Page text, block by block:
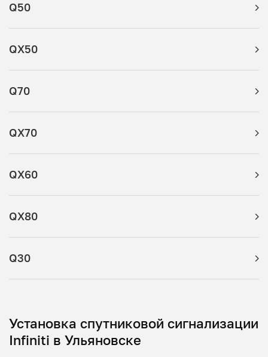
Q50
QX50
Q70
QX70
QX60
QX80
Q30
Установка спутниковой сигнализации
Infiniti в Ульяновске